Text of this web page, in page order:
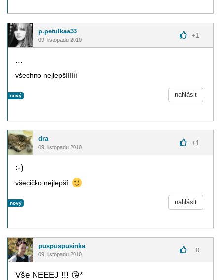
p.petulkaa33
09. listopadu 2010
+1
...
všechno nejlepšíííííí
nový nahlásit
dra
09. listopadu 2010
+1
:-)
všecičko nejlepší
nový nahlásit
puspuspusinka
09. listopadu 2010
0
Vše NEEEJ !!! 😘*